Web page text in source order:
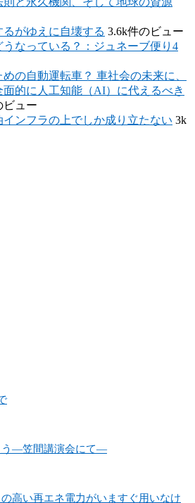
がゆえに自壊する 3.6k件のビュー
うなっている？：ジュネーブ便り4
の自動運転車？ 車社会の未来に、
的に人工知能（AI）に代えるべき
ビュー
インフラの上でしか成り立たない 3k
う―笠間講演会にて―
高い再エネ電力がいますぐ用いなけ